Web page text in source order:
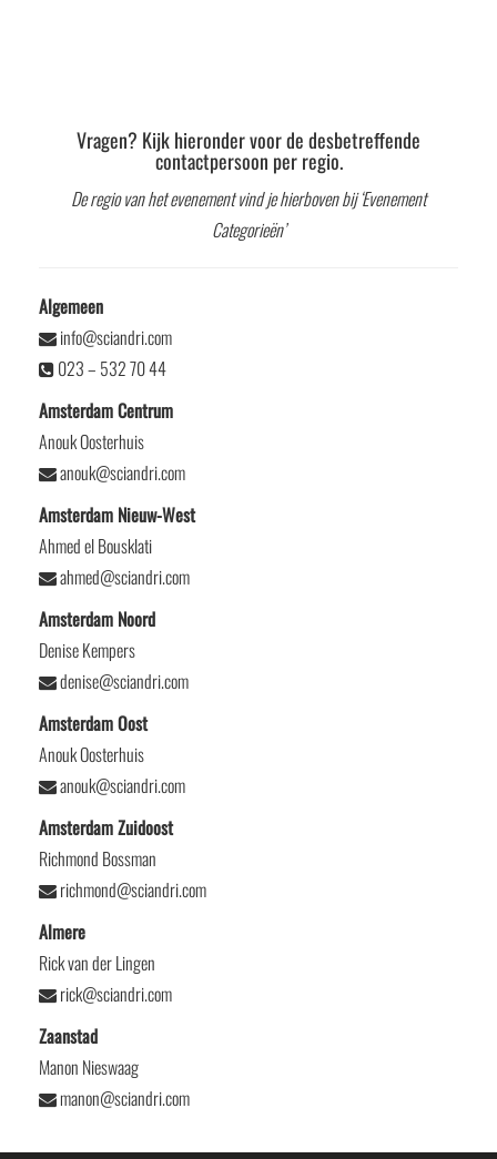
Vragen? Kijk hieronder voor de desbetreffende
contactpersoon per regio.
De regio van het evenement vind je hierboven bij ‘Evenement
Categorieën’
Algemeen
info@sciandri.com
023 – 532 70 44
Amsterdam Centrum
Anouk Oosterhuis
anouk@sciandri.com
Amsterdam Nieuw-West
Ahmed el Bousklati
ahmed@sciandri.com
Amsterdam Noord
Denise Kempers
denise@sciandri.com
Amsterdam Oost
Anouk Oosterhuis
anouk@sciandri.com
Amsterdam Zuidoost
Richmond Bossman
richmond@sciandri.com
Almere
Rick van der Lingen
rick@sciandri.com
Zaanstad
Manon Nieswaag
manon@sciandri.com